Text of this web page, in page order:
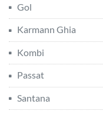
Gol
Karmann Ghia
Kombi
Passat
Santana